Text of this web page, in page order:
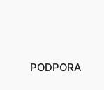
PODPORA